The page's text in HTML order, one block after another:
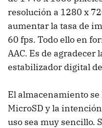
resolución a 1280 x
aumentar la tasa de
60 fps. Todo ello en
AAC. Es de
estabilizador digital
El almacenamiento
MicroSD y la
uso sea muy sencillo.